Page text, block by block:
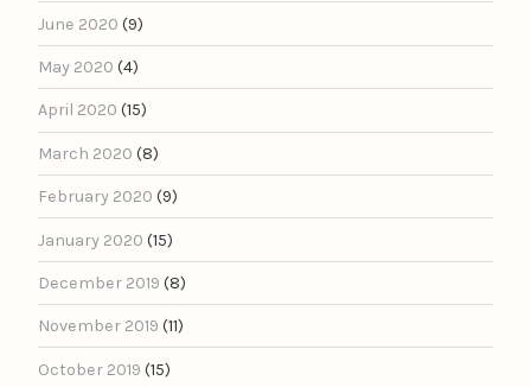
June 2020 (9)
May 2020 (4)
April 2020 (15)
March 2020 (8)
February 2020 (9)
January 2020 (15)
December 2019 (8)
November 2019 (11)
October 2019 (15)